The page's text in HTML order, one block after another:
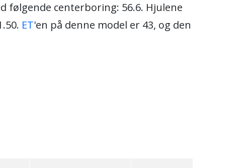
følgende centerboring: 56.6. Hjulene
ET'en på denne model er 43, og den